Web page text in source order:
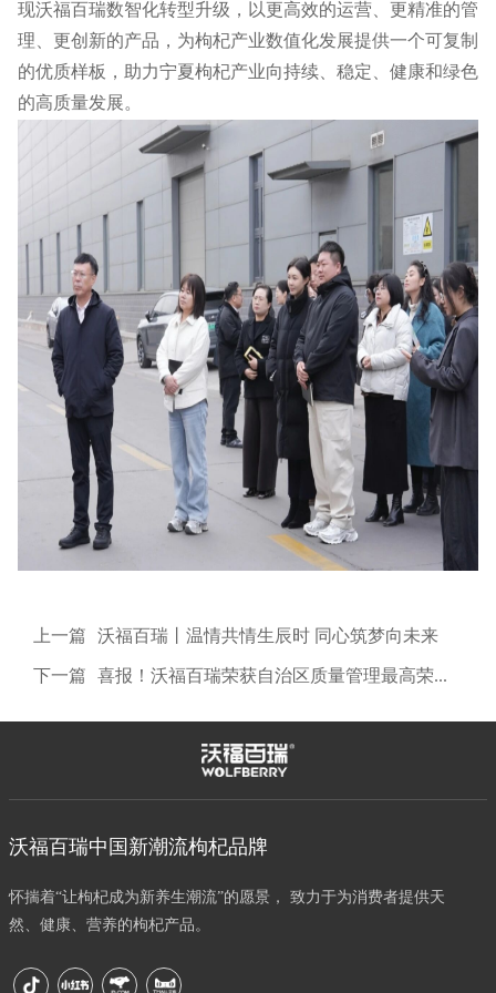
现沃福百瑞数智化转型升级，以更高效的运营、更精准的管
理、更创新的产品，为枸杞产业数值化发展提供一个可复制
的优质样板，助力宁夏枸杞产业向持续、稳定、健康和绿色
的高质量发展。
上一篇 沃福百瑞丨温情共情生辰时 同心筑梦向未来
下一篇 喜报！沃福百瑞荣获自治区质量管理最高荣誉 以卓越品质彰显责任担当
沃福百瑞中国新潮流枸杞品牌
怀揣着“让枸杞成为新养生潮流”的愿景， 致力于为消费者提供天
然、健康、营养的枸杞产品。